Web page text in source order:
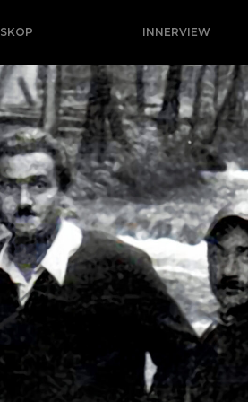
INNERVIEW